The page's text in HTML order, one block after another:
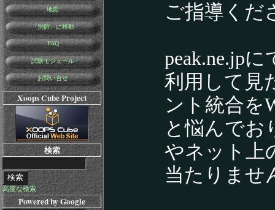
地図
「別館」に移動
FAQ
試験モジュール
お問い合せ
Xoops Cube Project
検索
高度な検索
Powered by Google
ご指導くだ
peak.ne.jp
利用して見
ント統合を
と悩んでお
やネット上
当たりませ